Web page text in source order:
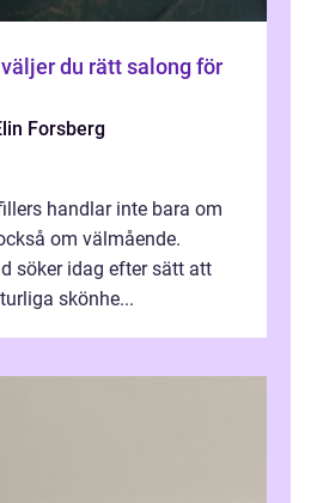
Forsberg
handlar inte bara om
om välmående.
söker idag efter sätt att
skönhe...